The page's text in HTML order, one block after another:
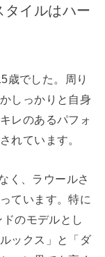
タイルはハー
歳でした。周り
しっかりと自身
レのあるパフォ
れています。
く、ラウールさ
ています。特に
のモデルとし
ックス」と「ダ